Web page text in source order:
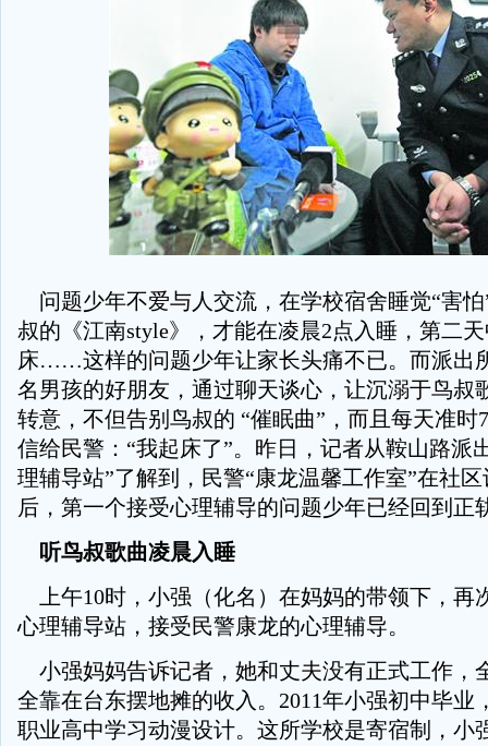
问题少年不爱与人交流，在学校宿舍睡觉“害
叔的《江南style》，才能在凌晨2点入睡，第二
床……这样的问题少年让家长头痛不已。而派出
名男孩的好朋友，通过聊天谈心，让沉溺于鸟叔
转意，不但告别鸟叔的 “催眠曲”，而且每天准时
信给民警：“我起床了”。昨日，记者从鞍山路派
理辅导站”了解到，民警“康龙温馨工作室”在社
后，第一个接受心理辅导的问题少年已经回到正
听鸟叔歌曲凌晨入睡
上午10时，小强（化名）在妈妈的带领下，再
心理辅导站，接受民警康龙的心理辅导。
小强妈妈告诉记者，她和丈夫没有正式工作，
全靠在台东摆地摊的收入。2011年小强初中毕业
职业高中学习动漫设计。这所学校是寄宿制，小